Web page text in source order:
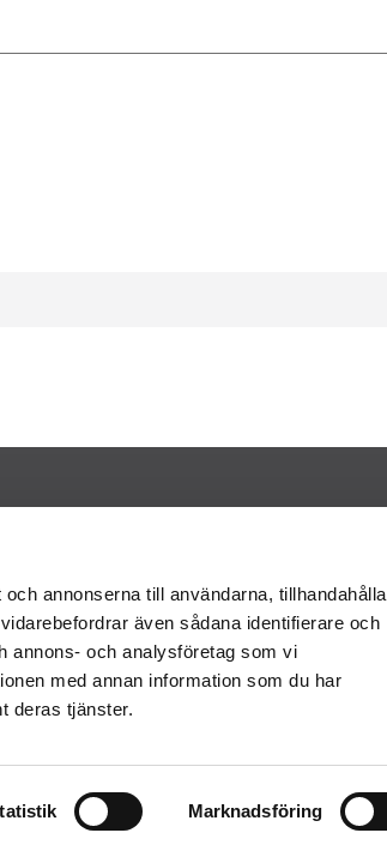
annonserna till användarna, tillhandahålla
även sådana identifierare och
annons- och analysföretag som vi
med annan information som du har
deras tjänster.
Marknadsföring
Om oss
Karriär
Golf